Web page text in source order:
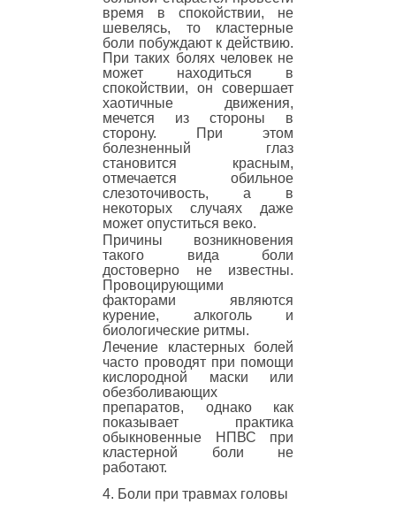
время в спокойствии, не
шевелясь, то кластерные
боли побуждают к действию.
При таких болях человек не
может находиться в
спокойствии, он совершает
хаотичные движения,
мечется из стороны в
сторону. При этом
болезненный глаз
становится красным,
отмечается обильное
слезоточивость, а в
некоторых случаях даже
может опуститься веко.
Причины возникновения
такого вида боли
достоверно не известны.
Провоцирующими
факторами являются
курение, алкоголь и
биологические ритмы.
Лечение кластерных болей
часто проводят при помощи
кислородной маски или
обезболивающих
препаратов, однако как
показывает практика
обыкновенные НПВС при
кластерной боли не
работают.
4. Боли при травмах головы